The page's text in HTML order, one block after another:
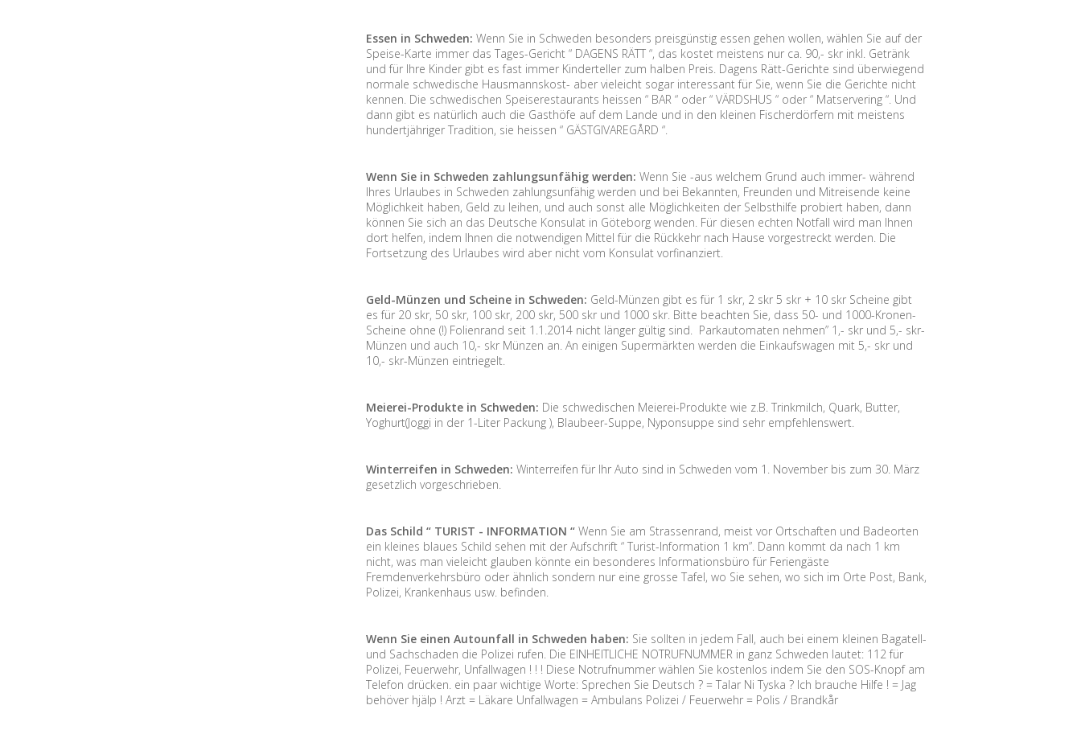
Essen in Schweden: Wenn Sie in Schweden besonders preisgünstig essen gehen wollen, wählen Sie auf der
Speise-Karte immer das Tages-Gericht “ DAGENS RÄTT “, das kostet meistens nur ca. 90,- skr inkl. Getränk
und für Ihre Kinder gibt es fast immer Kinderteller zum halben Preis. Dagens Rätt-Gerichte sind überwiegend
normale schwedische Hausmannskost- aber vieleicht sogar interessant für Sie, wenn Sie die Gerichte nicht
kennen. Die schwedischen Speiserestaurants heissen “ BAR “ oder “ VÄRDSHUS “ oder “ Matservering “. Und
dann gibt es natürlich auch die Gasthöfe auf dem Lande und in den kleinen Fischerdörfern mit meistens
hundertjähriger Tradition, sie heissen “ GÄSTGIVAREGÅRD “.
Wenn Sie in Schweden zahlungsunfähig werden: Wenn Sie -aus welchem Grund auch immer- während
Ihres Urlaubes in Schweden zahlungsunfähig werden und bei Bekannten, Freunden und Mitreisende keine
Möglichkeit haben, Geld zu leihen, und auch sonst alle Möglichkeiten der Selbsthilfe probiert haben, dann
können Sie sich an das Deutsche Konsulat in Göteborg wenden. Für diesen echten Notfall wird man Ihnen
dort helfen, indem Ihnen die notwendigen Mittel für die Rückkehr nach Hause vorgestreckt werden. Die
Fortsetzung des Urlaubes wird aber nicht vom Konsulat vorfinanziert.
Geld-Münzen und Scheine in Schweden: Geld-Münzen gibt es für 1 skr, 2 skr 5 skr + 10 skr Scheine gibt
es für 20 skr, 50 skr, 100 skr, 200 skr, 500 skr und 1000 skr. Bitte beachten Sie, dass 50- und 1000-Kronen-
Scheine ohne (!) Folienrand seit 1.1.2014 nicht länger gültig sind. Parkautomaten nehmen” 1,- skr und 5,- skr-
Münzen und auch 10,- skr Münzen an. An einigen Supermärkten werden die Einkaufswagen mit 5,- skr und
10,- skr-Münzen eintriegelt.
Meierei-Produkte in Schweden: Die schwedischen Meierei-Produkte wie z.B. Trinkmilch, Quark, Butter,
Yoghurt(Joggi in der 1-Liter Packung ), Blaubeer-Suppe, Nyponsuppe sind sehr empfehlenswert.
Winterreifen in Schweden: Winterreifen für Ihr Auto sind in Schweden vom 1. November bis zum 30. März
gesetzlich vorgeschrieben.
Das Schild “ TURIST - INFORMATION “ Wenn Sie am Strassenrand, meist vor Ortschaften und Badeorten
ein kleines blaues Schild sehen mit der Aufschrift “ Turist-Information 1 km”. Dann kommt da nach 1 km
nicht, was man vieleicht glauben könnte ein besonderes Informationsbüro für Feriengäste
Fremdenverkehrsbüro oder ähnlich sondern nur eine grosse Tafel, wo Sie sehen, wo sich im Orte Post, Bank,
Polizei, Krankenhaus usw. befinden.
Wenn Sie einen Autounfall in Schweden haben: Sie sollten in jedem Fall, auch bei einem kleinen Bagatell-
und Sachschaden die Polizei rufen. Die EINHEITLICHE NOTRUFNUMMER in ganz Schweden lautet: 112 für
Polizei, Feuerwehr, Unfallwagen ! ! ! Diese Notrufnummer wählen Sie kostenlos indem Sie den SOS-Knopf am
Telefon drücken. ein paar wichtige Worte: Sprechen Sie Deutsch ? = Talar Ni Tyska ? Ich brauche Hilfe ! = Jag
behöver hjälp ! Arzt = Läkare Unfallwagen = Ambulans Polizei / Feuerwehr = Polis / Brandkår